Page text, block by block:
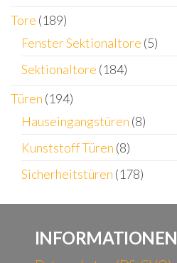
Tore (189)
Fenster Sektionaltore (5)
Sektionaltore (184)
Türen (194)
Hauseingangstüren (8)
Kunststoff Türen (8)
Sicherheitstüren (178)
INFORMATIONEN